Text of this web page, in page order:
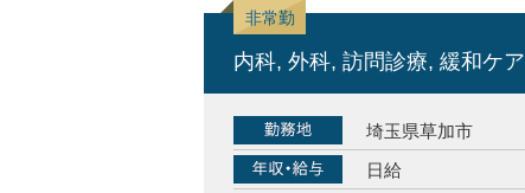
内科, 外科, 訪問診療, 緩和ケア
埼玉県草加市
日給